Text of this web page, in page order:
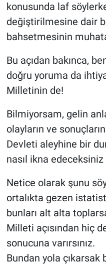
konusunda laf
değiştirilmesine dair
bahsetmesinin
Bu açıdan bakınca,
doğru yoruma da
Milletinin de!
Bilmiyorsam, gelin
olayların ve
Devleti aleyhine bir
nasıl ikna
Netice olarak şunu
ortalıkta gezen
bunları alt alta
Milleti açısından hiç
sonucuna varırsınız.
Bundan yola çıkarsak